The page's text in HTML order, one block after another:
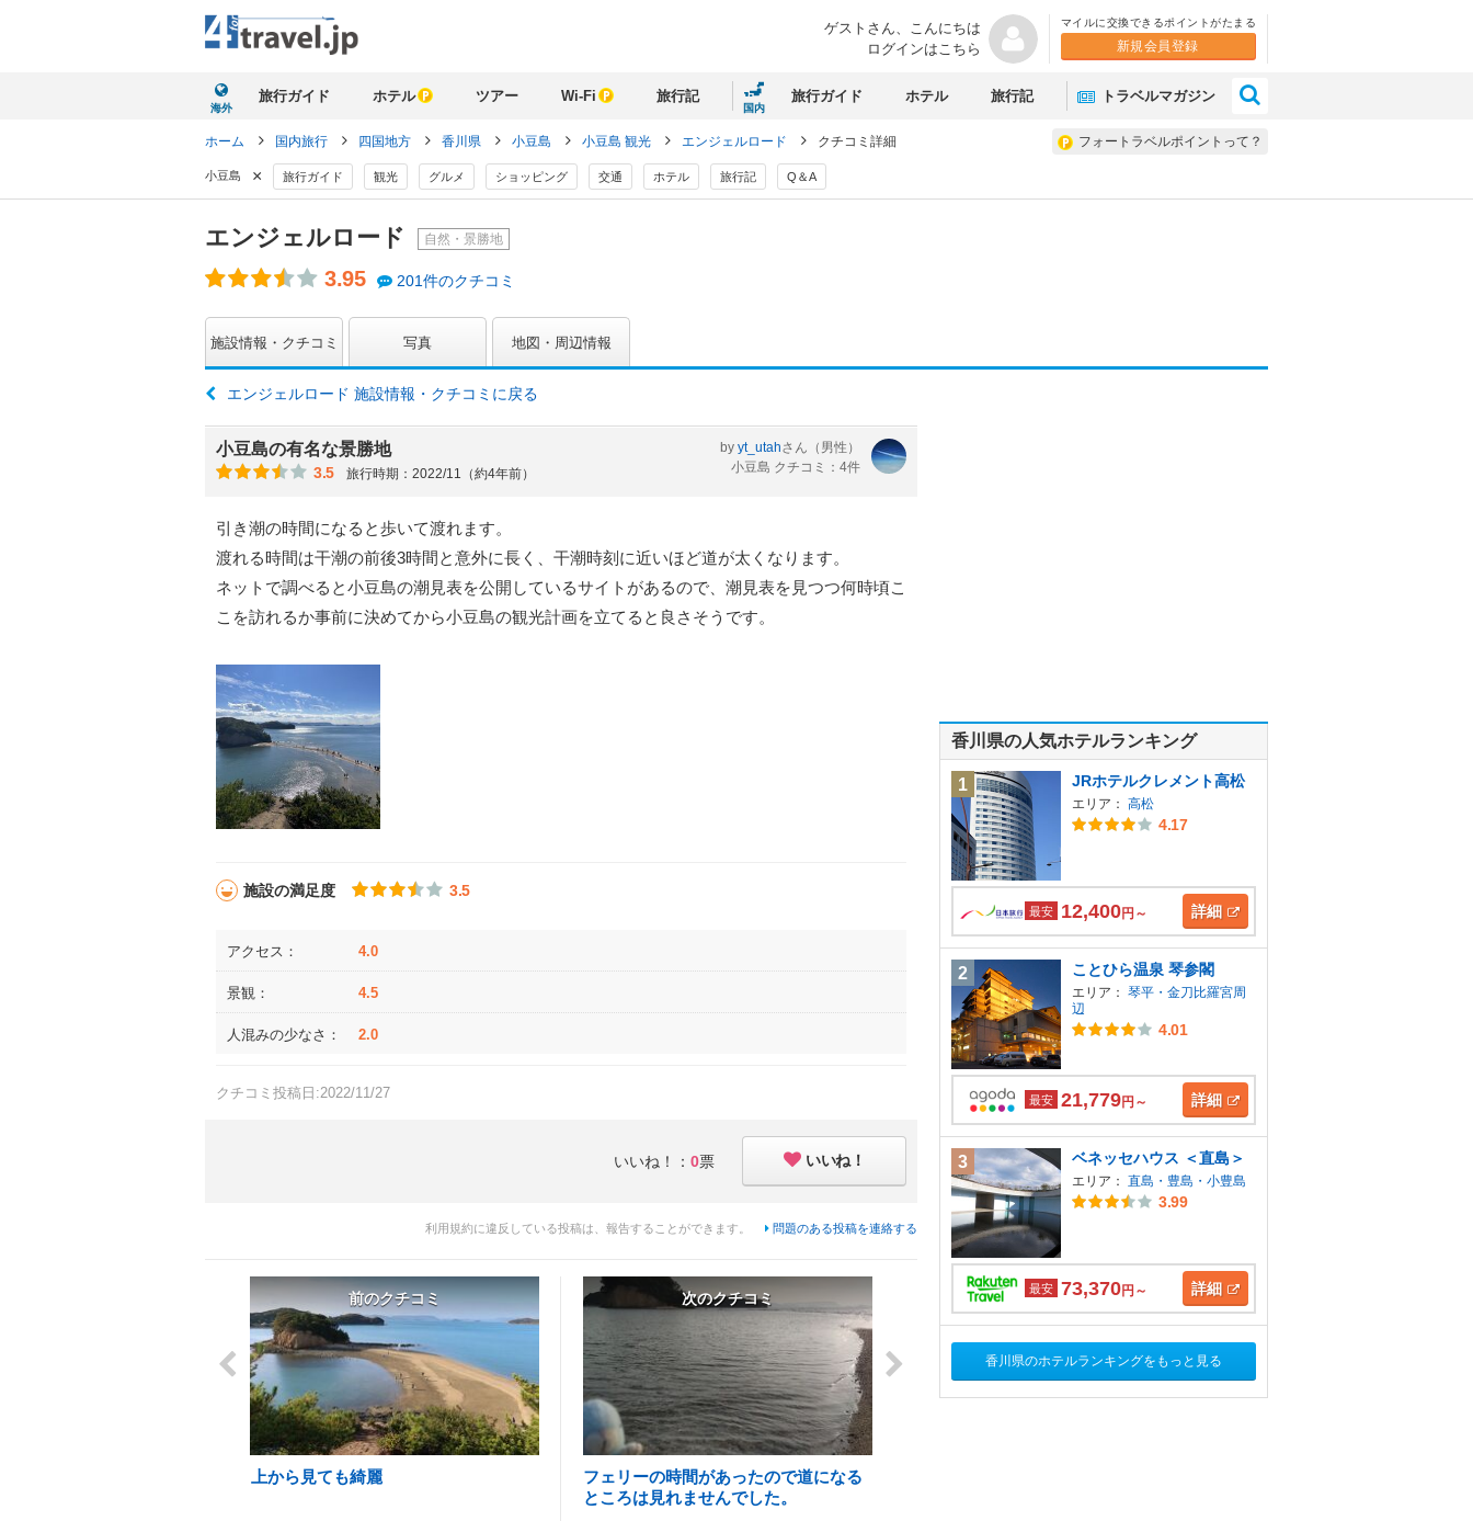
ゲストさん、 こんにちは
ログインはこちら
マイルに交換できるポイントがたまる
新規会員登録
海外
旅行ガイド ホテル ツアー Wi-Fi 旅行記
国内
旅行ガイド ホテル 旅行記 トラベルマガジン
フォートラベルポイントって？
ホーム 国内旅行 四国地方 香川県 小豆島 小豆島 観光 エンジェルロード クチコミ詳細
小豆島 × 旅行ガイド 観光 グルメ ショッピング 交通 ホテル 旅行記 Q＆A
エンジェルロード 自然・景勝地
3.95 201件のクチコミ
施設情報・クチコミ 写真 地図・周辺情報
エンジェルロード 施設情報・クチコミに戻る
小豆島の有名な景勝地
3.5 旅行時期：2022/11（約4年前）
by yt_utahさん （男性）
小豆島 クチコミ：4件
引き潮の時間になると歩いて渡れます。
渡れる時間は干潮の前後3時間と意外に長く、干潮時刻に近いほど道が太くなります。
ネットで調べると小豆島の潮見表を公開しているサイトがあるので、潮見表を見つつ何時頃こ
こを訪れるか事前に決めてから小豆島の観光計画を立てると良さそうです。
施設の満足度 3.5
アクセス： 4.0
景観： 4.5
人混みの少なさ： 2.0
クチコミ投稿日:2022/11/27
いいね！： 0票 いいね！
利用規約に違反している投稿は、報告することができます。 問題のある投稿を連絡する
前のクチコミ
上から見ても綺麗
次のクチコミ
フェリーの時間があったので道になる
ところは見れませんでした。
香川県の人気ホテルランキング
1 JRホテルクレメント高松
エリア： 高松
4.17
最安 12,400円～ 詳細
2 ことひら温泉 琴参閣
エリア： 琴平・金刀比羅宮周
辺
4.01
最安 21,779円～ 詳細
3 ベネッセハウス ＜直島＞
エリア： 直島・豊島・小豊島
3.99
最安 73,370円～ 詳細
香川県のホテルランキングをもっと見る